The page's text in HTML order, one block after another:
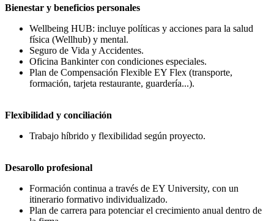
Bienestar y beneficios personales
Wellbeing HUB: incluye políticas y acciones para la salud
física (Wellhub) y mental.
Seguro de Vida y Accidentes.
Oficina Bankinter con condiciones especiales.
Plan de Compensación Flexible EY Flex (transporte,
formación, tarjeta restaurante, guardería...).
Flexibilidad y conciliación
Trabajo híbrido y flexibilidad según proyecto.
Desarollo profesional
Formación continua a través de EY University, con un
itinerario formativo individualizado.
Plan de carrera para potenciar el crecimiento anual dentro de